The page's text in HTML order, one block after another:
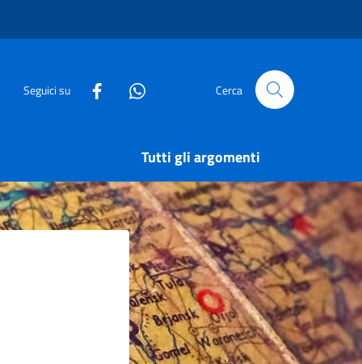
Seguici su Cerca
Tutti gli argomenti